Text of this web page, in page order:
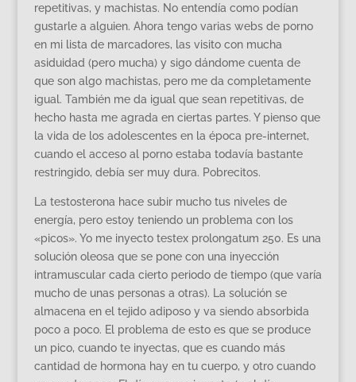
repetitivas, y machistas. No entendía como podían
gustarle a alguien. Ahora tengo varias webs de porno
en mi lista de marcadores, las visito con mucha
asiduidad (pero mucha) y sigo dándome cuenta de
que son algo machistas, pero me da completamente
igual. También me da igual que sean repetitivas, de
hecho hasta me agrada en ciertas partes. Y pienso que
la vida de los adolescentes en la época pre-internet,
cuando el acceso al porno estaba todavía bastante
restringido, debía ser muy dura. Pobrecitos.
La testosterona hace subir mucho tus niveles de
energía, pero estoy teniendo un problema con los
«picos». Yo me inyecto testex prolongatum 250. Es una
solución oleosa que se pone con una inyección
intramuscular cada cierto periodo de tiempo (que varía
mucho de unas personas a otras). La solución se
almacena en el tejido adiposo y va siendo absorbida
poco a poco. El problema de esto es que se produce
un pico, cuando te inyectas, que es cuando más
cantidad de hormona hay en tu cuerpo, y otro cuando